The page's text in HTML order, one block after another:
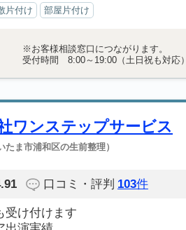
片付け 部屋片付け
※お客様相談窓口につながります。
受付時間 8:00～19:00（土日祝も対応）
ワンステップサービス
たま市浦和区の生前整理）
口コミ・評判 103件
け付けます